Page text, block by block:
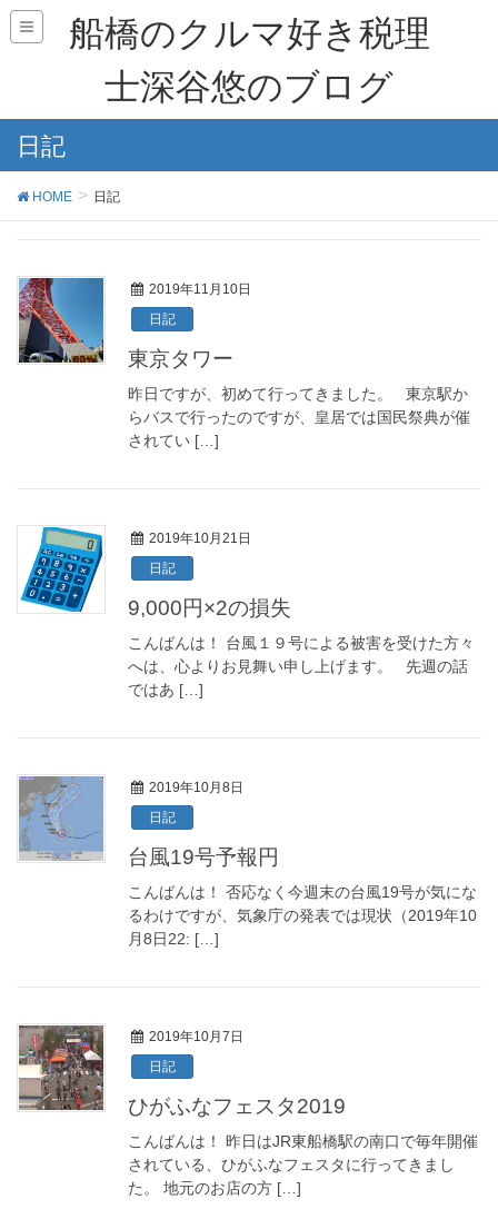
船橋のクルマ好き税理
士深谷悠のブログ
日記
HOME 日記
2019年11月10日
日記
東京タワー
昨日ですが、初めて行ってきました。 東京駅か
らバスで行ったのですが、皇居では国民祭典が催
されてい […]
2019年10月21日
日記
9,000円×2の損失
こんばんは！ 台風１９号による被害を受けた方々
へは、心よりお見舞い申し上げます。 先週の話
ではあ […]
2019年10月8日
日記
台風19号予報円
こんばんは！ 否応なく今週末の台風19号が気にな
るわけですが、気象庁の発表では現状（2019年10
月8日22: […]
2019年10月7日
日記
ひがふなフェスタ2019
こんばんは！ 昨日はJR東船橋駅の南口で毎年開催
されている、ひがふなフェスタに行ってきまし
た。 地元のお店の方 […]